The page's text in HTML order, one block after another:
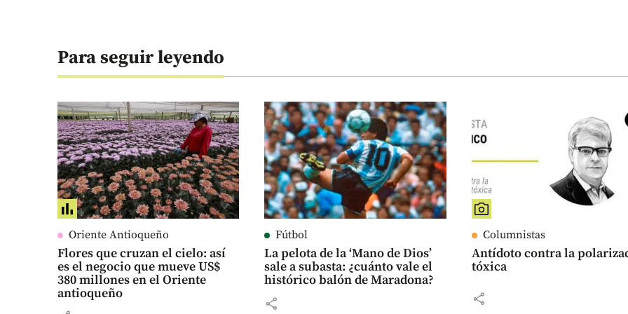
Para seguir leyendo
Oriente Antioqueño
Flores que cruzan el cielo: así
es el negocio que mueve US$
380 millones en el Oriente
antioqueño
Fútbol
La pelota de la ‘Mano de Dios’
sale a subasta: ¿cuánto vale el
histórico balón de Maradona?
share
Columnistas
Antídoto contra la
tóxica
share